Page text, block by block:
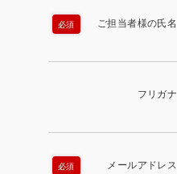
必須 ご担当者様の氏名
フリガナ
必須 メールアドレス